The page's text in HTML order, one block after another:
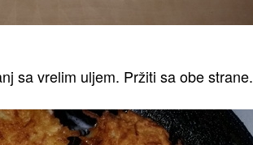
sa vrelim uljem. Pržiti sa obe strane.